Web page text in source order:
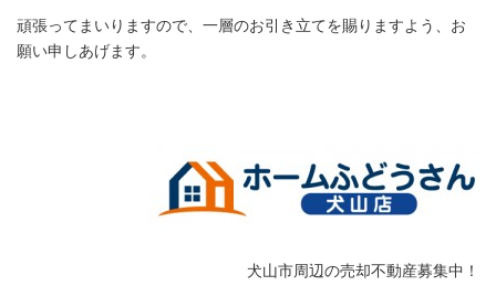
頑張ってまいりますので、一層のお引き立てを賜りますよう、お
願い申しあげます。
犬山市周辺の売却不動産募集中！